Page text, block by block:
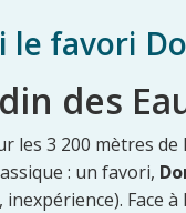
le favori
des
les 3 200 mètres
: un favori,
inexpérience). Face